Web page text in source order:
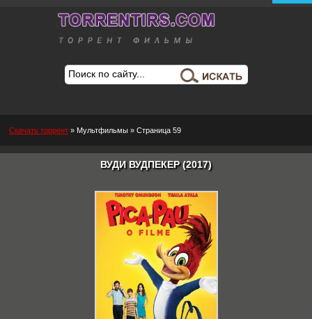
Скачать торрент » Мультфильмы » Страница 59
ВУДИ ВУДПЕКЕР (2017)